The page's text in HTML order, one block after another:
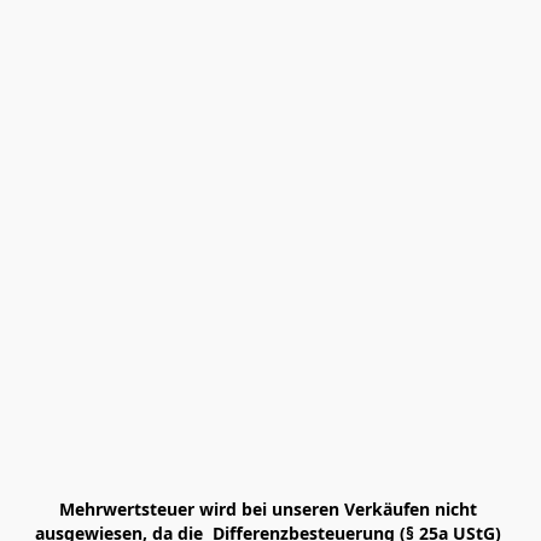
Mehrwertsteuer wird bei unseren Verkäufen nicht
ausgewiesen, da die  Differenzbesteuerung (§ 25a UStG)